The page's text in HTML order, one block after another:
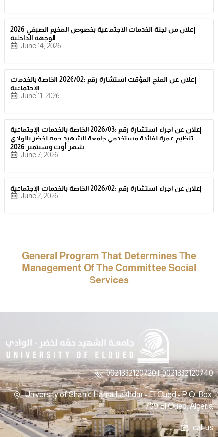
إعلان من لجنة الخدمات الاجتماعية بخصوص المخيم الصيفي 2026
الوجهة الداخلية
June 14, 2026
إعلان عن المنح المؤقت استشارة رقم :2026/02 الخاصة بالخدمات
الإجتماعية
June 11, 2026
إعلان عن اجراء استشارة رقم :2026/03 الخاصة بالخدمات الإجتماعية
تنظيم عمرة لفائدة مستخدمي جامعة الشهيد حمه لخضر بالوادي
شهر أوت وسبتمبر 2026
June 7, 2026
إعلان عن اجراء استشارة رقم :2026/02 الخاصة بالخدمات الإجتماعية
June 2, 2026
General Program That Determines The
Management Of The CommitteeSocial
Services
0021332120720 || 0021332120740
University of Shahid Hama Lakhdar - El Oued - P.O. Box:
789 El Oued, Algeria
call us